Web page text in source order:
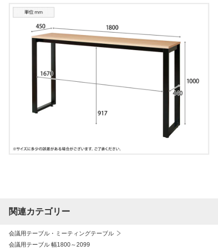
関連カテゴリー
会議用テーブル・ミーティングテーブル
会議用テーブル 幅1800～2099